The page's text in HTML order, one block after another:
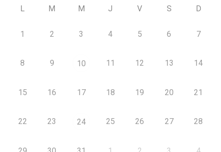
L M M J V S D
1 2 3 4 5 6 7
8 9 10 11 12 13 14
15 16 17 18 19 20 21
22 23 24 25 26 27 28